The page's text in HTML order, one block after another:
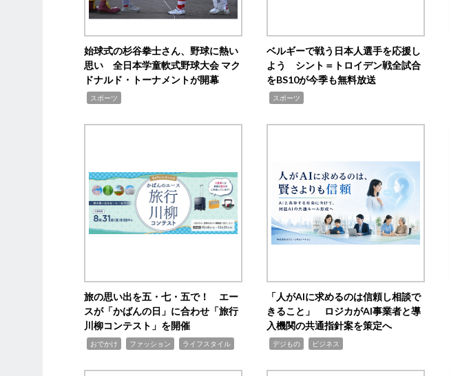
始球式の杉谷拳士さん、野球に熱い
思い 全日本学童軟式野球大会 マク
ドナルド・トーナメントが開幕
スポーツ
ベルギーで戦う日本人選手を応援し
よう シント＝トロイデン戦全試合
をBS10が今季も無料放送
スポーツ
旅の思い出を五・七・五で！ エー
スが「かばんの日」に合わせ「旅行
川柳コンテスト」を開催
おでかけ ファッション ライフスタイル
「人がAIに求めるのは信頼し相談で
きること」 ロジカがAI事業者と導
入機関の共通指針案を策定へ
デジもの ビジネス